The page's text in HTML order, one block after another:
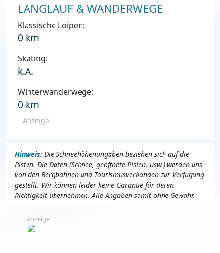
LANGLAUF & WANDERWEGE
Klassische Loipen:
0 km
Skating:
k.A.
Winterwanderwege:
0 km
Anzeige
Hinweis: Die Schneehöhenangaben beziehen sich auf die
Pisten. Die Daten (Schnee, geöffnete Pisten, usw.) werden uns
von den Bergbahnen und Tourismusverbänden zur Verfügung
gestellt. Wir können leider keine Garantie für deren
Richtigkeit übernehmen. Alle Angaben somit ohne Gewähr.
Anzeige